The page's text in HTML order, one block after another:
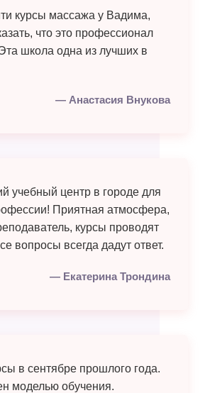
курсы массажа у Вадима,
что это профессионал
школа одна из лучших в
Анастасия Внукова
учебный центр в городе для
Приятная атмосфера,
курсы проводят
вопросы всегда дадут ответ.
Екатерина Трондина
в сентябре прошлого года.
моделью обучения.